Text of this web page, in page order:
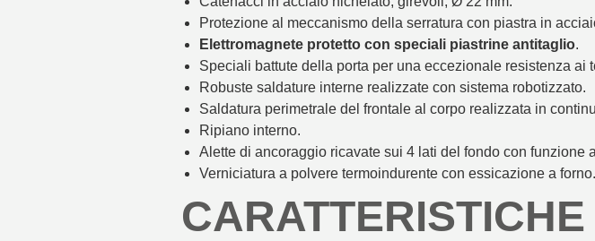
Protezione al meccanismo della serratura con piastra in
Elettromagnete protetto con speciali piastrine antitaglio.
Speciali battute della porta per una eccezionale resistenza ai
Robuste saldature interne realizzate con sistema robotizzato.
Saldatura perimetrale del frontale al corpo realizzata in
Ripiano interno.
Alette di ancoraggio ricavate sui 4 lati del fondo con funzione
Verniciatura a polvere termoindurente con essicazione a forno.